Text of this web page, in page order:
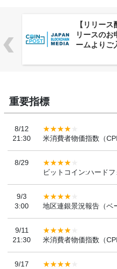
株式会社
ーバル
「
重要指標
8/12
21:30
米消費者物価指数（
8/29
ビットコイン:ハード
9/3
3:00
地区連銀景況報告（ベ
9/11
21:30
米消費者物価指数（
9/17